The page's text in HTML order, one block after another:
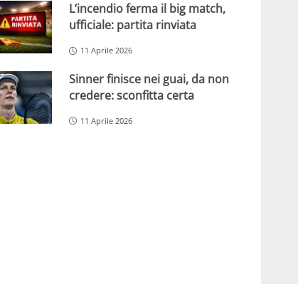
L’incendio ferma il big match,
ufficiale: partita rinviata
11 Aprile 2026
Sinner finisce nei guai, da non
credere: sconfitta certa
11 Aprile 2026